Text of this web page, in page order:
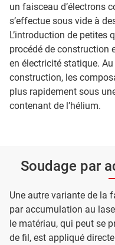
un faisceau d’électrons
s’effectue sous vide à
L’introduction de petites
procédé de construction
en électricité statique.
construction, les
plus rapidement sous
contenant de l’hélium.
Soudage par
Une autre variante de la
par accumulation au
le matériau, qui peut se
de fil, est appliqué